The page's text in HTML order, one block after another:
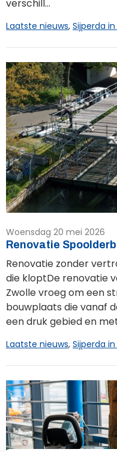
verschill...
Laatste nieuws, Sijperda
Woensdag 20 mei 2026
Renovatie
Renovatie zonder
die kloptDe renovatie
Zwolle vroeg om een
bouwplaats die vanaf
een druk gebied en
Laatste nieuws, Sijperda